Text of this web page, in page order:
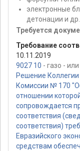
электронные
детонации и др.
Требуется
Требование
10.11.2019
9027 10 - газо -
Решение
Комиссии № 170
отношении
сопровождается
соответствия
соответствия)
Евразийского
средствам